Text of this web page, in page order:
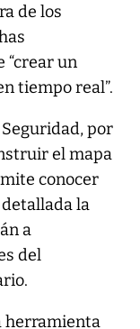
de los
“crear un
tiempo real”.
por
el mapa
conocer
la
a
del
herramienta